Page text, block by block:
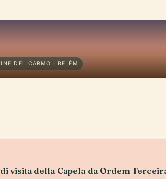
DEL CARMO · BELÉM
visita della Capela da Ordem